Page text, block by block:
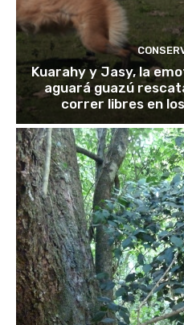
Kuarahy y Jasy, la
aguará guazú
correr libres en